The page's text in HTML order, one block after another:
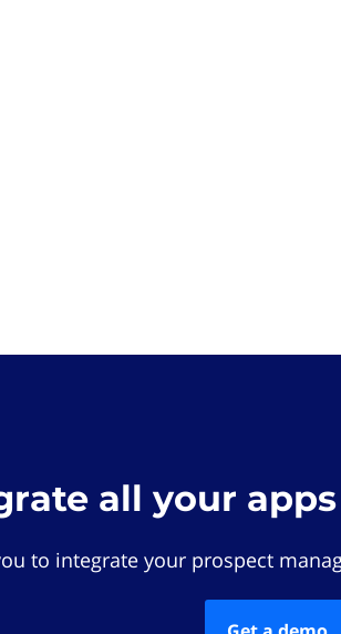
all your
to integrate your prospect